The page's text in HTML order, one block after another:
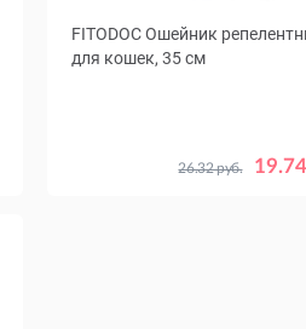
FITODOC Ошейник
для кошек, 35 см
26.32 руб.